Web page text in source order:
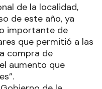
de la localidad,
de este año, ya
importante de
que permitió a las
compra de
aumento que